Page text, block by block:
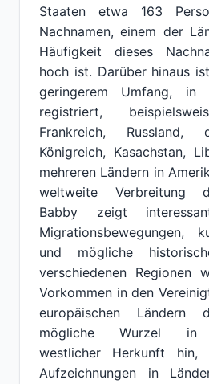
Staaten etwa 163
Nachnamen, einem der
Häufigkeit dieses
hoch ist. Darüber hinaus
geringerem Umfang, in
registriert,
Frankreich, Russland,
Königreich, Kasachstan,
mehreren Ländern in
weltweite Verbreitung
Babby zeigt
Migrationsbewegungen,
und mögliche
verschiedenen Regionen
Vorkommen in den
europäischen
mögliche Wurzel in
westlicher Herkunft
Aufzeichnungen in